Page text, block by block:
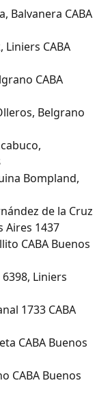
Balvanera CABA
Liniers CABA
CABA
Belgrano
Bompland,
de la Cruz
Aires 1437
CABA Buenos
Liniers
1733 CABA
CABA Buenos
CABA Buenos